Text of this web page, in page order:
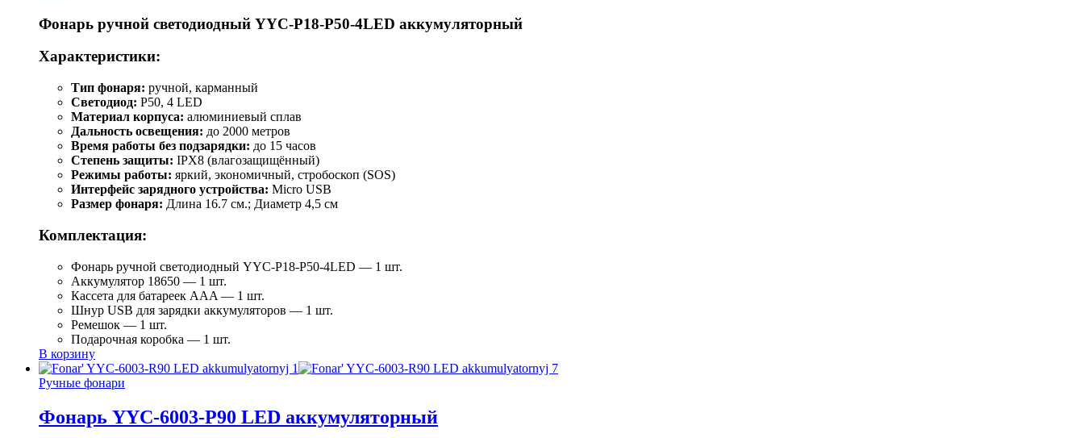
Фонарь ручной светодиодный YYC-Р18-Р50-4LED аккумуляторный
Характеристики:
Тип фонаря: ручной, карманный
Светодиод: P50, 4 LED
Материал корпуса: алюминиевый сплав
Дальность освещения: до 2000 метров
Время работы без подзарядки: до 15 часов
Степень защиты: IPX8 (влагозащищённый)
Режимы работы: яркий, экономичный, стробоскоп (SOS)
Интерфейс зарядного устройства: Micro USB
Размер фонаря: Длина 16.7 см.; Диаметр 4,5 см
Комплектация:
Фонарь ручной светодиодный YYC-Р18-Р50-4LED — 1 шт.
Аккумулятор 18650 — 1 шт.
Кассета для батареек AAA — 1 шт.
Шнур USB для зарядки аккумуляторов — 1 шт.
Ремешок — 1 шт.
Подарочная коробка — 1 шт.
В корзину
Ручные фонари
Фонарь YYC-6003-Р90 LED аккумуляторный